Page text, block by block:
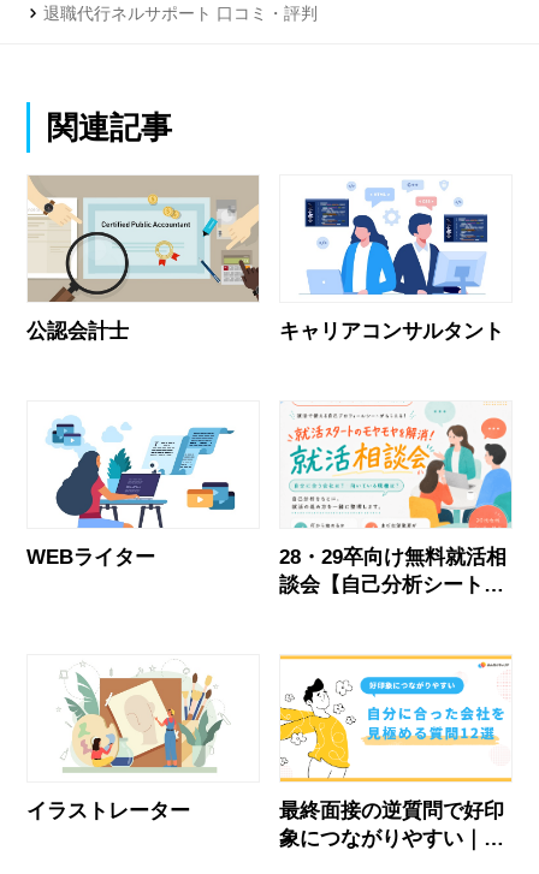
退職代行ネルサポート 口コミ・評判
関連記事
公認会計士 キャリアコンサルタント
WEBライター
28・29卒向け無料就活相
談会【自己分析シート付
イラストレーター
最終面接の逆質問で好印
象につながりやすい｜自